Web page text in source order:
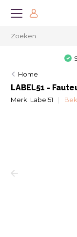
Home
LABEL51 -
Merk: Label51